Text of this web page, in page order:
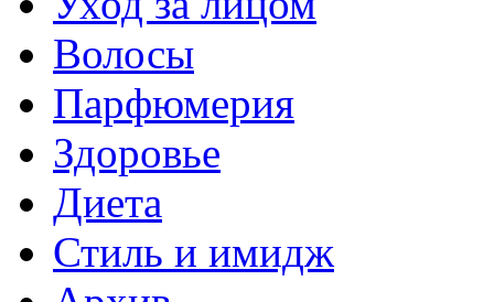
Волосы
Парфюмерия
Здоровье
Диета
Стиль и имидж